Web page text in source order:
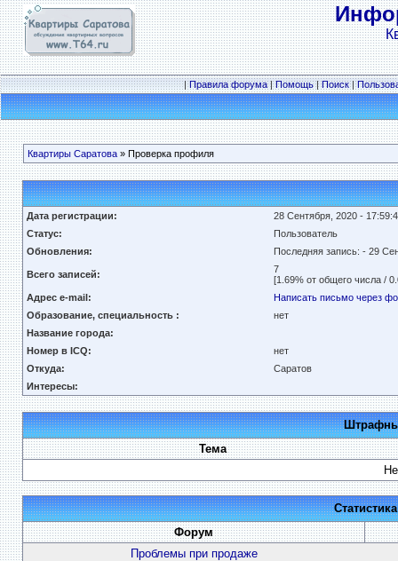
|Правила форума|Помощь|Поиск|
Квартиры Саратова» Проверка профиля
Дата регистрации:
28 Сентября, 2020 -
Статус:
Пользователь
Обновления:
Последняя запись: - 29
Всего записей:
7
[1.69% от общего числа /
Адрес e-mail:
Написать письмо через
Образование, специальность :
нет
Название города:
Номер в ICQ:
нет
Откуда:
Саратов
Интересы:
Тема
Форум
Проблемы при продаже